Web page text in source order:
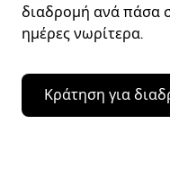
διαδρομή ανά πάσα
ημέρες νωρίτερα.
Κράτηση για